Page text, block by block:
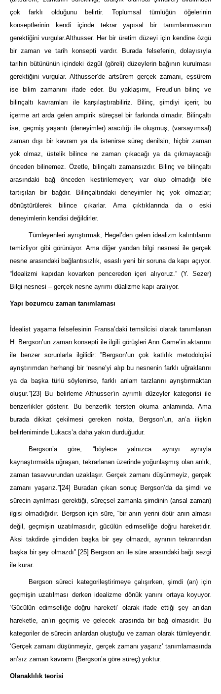
çok farklı olduğunu belirtir. Toplumsal tümlüğün öğelerinin
konseptlerinin kendi içinde tekrar yapısal bir tanımlanmasının
gerektiğini vurgular.Althusser. Her bir üretim düzeyi için kendine özgü
bir zaman ve tarih konsepti vardır. Burada felsefenin, dolayısıyla
tarihin bütününün içindeki özgül (göreli) düzeylerin bağının kurulması
gerektiğini vurgular. Althusser’de artsürem gerçek zamanı, eşsürem
ise bilim zamanını ifade eder. Bu yaklaşımı, Freud’un bilinç ve
bilinçaltı kavramları ile karşılaştırabiliriz. Bilinç, şimdiyi içerir, bu
içerme art arda gelen ampirik süreçsel bir farkında olmadır. Bilinçaltı
ise, geçmiş yaşantı (deneyimler) aracılığı ile oluşmuş, (varsayımsal)
zaman dışı bir kavram ya da istenirse süreç denilsin, hiçbir zaman
yok olmaz, üstelik bilince ne zaman çıkacağı ya da çıkmayacağı
önceden bilinemez. Özetle, bilinçaltı zamansızdır. Bilinç ve bilinçaltı
arasındaki bağ
önceden kestirilemeyen; var olup olmadığı bile
tartışılan bir bağdır. Bilinçaltındaki deneyimler hiç yok olmazlar;
dönüştürülerek bilince çıkarlar. Ama çıktıklarında da o eski
deneyimlerin kendisi değildirler.
Tümleyenleri ayrıştırmak, Hegel’den gelen idealizm kalıntılarını
temizliyor gibi görünüyor. Ama diğer yandan bilgi nesnesi ile gerçek
nesne arasındaki bağlantısızlık, esaslı yeni bir soruna da kapı açıyor.
“İdealizmi kapıdan kovarken pencereden içeri alıyoruz.” (Y. Sezer)
Bilgi nesnesi – gerçek nesne ayrımı düalizme kapı aralıyor.
Yapı bozumcu zaman tanımlaması
İdealist yaşama felsefesinin Fransa’daki temsilcisi olarak tanımlanan
H. Bergson’un zaman konsepti ile ilgili görüşleri Ann Game’in aktarımı
ile benzer sorunlarla ilgilidir: ”Bergson’un çok katlılık metodolojisi
ayrıştırımdan herhangi bir ‘nesne’yi alıp bu nesnenin farklı uğraklarını
ya da başka türlü söylenirse, farklı anlam tarzlarını ayrıştırmaktan
oluşur.”[23]
Bu belirleme Althusser’in ayrımlı düzeyler kategorisi ile
benzerlikler gösterir. Bu benzerlik tersten okuma anlamında. Ama
burada dikkat çekilmesi gereken nokta,
Bergson’un, an’a ilişkin
belirleniminde Lukacs’a daha yakın durduğudur.
Bergson’agöre, “böylece yalnızca aynıyı aynıyla
kaynaştırmakla uğraşan, tekrarlanan üzerinde yoğunlaşmış olan anlık,
zaman tasavvurundan uzaklaşır. Gerçek zamanı düşünmeyiz, gerçek
zamanı yaşarız.”[24] Buradan çıkan sonuç Bergson’da da şimdi ve
sürecin ayrılması gerektiği, süreçsel zamanla şimdinin (ansal zaman)
ilgisi olmadığıdır. Bergson için süre, “bir anın yerini öbür anın alması
değil, geçmişin uzatılmasıdır, gücülün edimselliğe doğru hareketidir.
Aksi takdirde şimdiden başka bir şey olmazdı, aynının tekrarından
başka bir şey olmazdı”. [25] Bergson an ile süre arasındaki bağı sezgi
ile kurar.
Bergsonsüreci kategorileştirimeye çalışırken, şimdi (an) için
geçmişin uzatılması derken idealizme dönük yanını ortaya koyuyor.
‘Gücülün edimselliğe doğru hareketi’ olarak ifade ettiği şey an’dan
hareketle, an’ın geçmiş ve gelecek arasında bir bağ olmasıdır. Bu
kategoriler de sürecin anlardan oluştuğu ve zaman olarak tümleyendir.
‘Gerçek zamanı düşünmeyiz, gerçek zamanı yaşarız’ tanımlamasında
an’sız zaman kavramı (Bergson’a göre süreç) yoktur.
Olanaklılık teorisi